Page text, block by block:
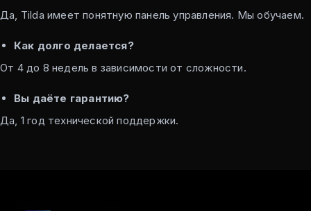
Да, Tilda имеет понятную панель управления. Мы обучаем.
Как долго делается?
От 4 до 8 недель в зависимости от сложности.
Вы даёте гарантию?
Да, 1 год технической поддержки.